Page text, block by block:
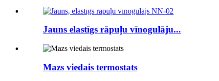
Jauns elastīgs rāpuļu vīnogulāju...
Mazs viedais termostats